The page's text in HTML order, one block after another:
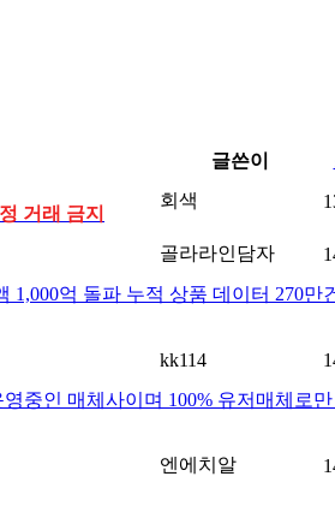
글쓴이
거래 금지
회색
골라라인담자
억 돌파 누적 상품 데이터 270
kk114
중인 매체사이며 100% 유저매체로
엔에치알